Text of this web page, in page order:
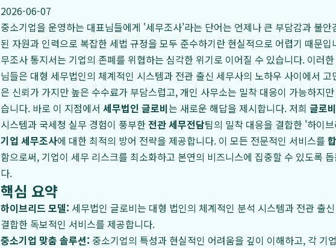
2026-06-07
중소기업을 운영하는 대표님들에게 '세무조사'라는 단어는 언제나 큰 부담감과 불안
된 자원과 인력으로 복잡한 세법 규정을 모두 준수하기란 현실적으로 어렵기 때문입
무조사 통지서는 기업의 존폐를 위협하는 심각한 위기로 이어질 수 있습니다. 이러
님들은 대형 세무법인의 체계적인 시스템과 전관 출신 세무사의 노하우 사이에서 고
은 신뢰가 가지만 높은 수수료가 부담스럽고, 개인 사무소는 밀착 대응이 가능하지
습니다. 바로 이 지점에서 세무법인 글로비는 새로운 해답을 제시합니다. 저희 글로비
시스템과 국세청 실무 경험이 풍부한전관 세무전담팀의 밀착 대응을 결합한 '하이
기업 세무조사에 대한 최적의 방어 전략을 제공합니다. 이 모든 전문적인 서비스를
함으로써, 기업이 세무 리스크를 최소화하고 본연의 비즈니스에 집중할 수 있도록
다.
핵심 요약
하이브리드 모델: 세무법인 글로비는 대형 법인의 체계적인 분석 시스템과 전관 출
결합한 독보적인 서비스를 제공합니다.
중소기업 맞춤 솔루션: 중소기업의 특성과 현실적인 어려움을 깊이 이해하고, 각 기